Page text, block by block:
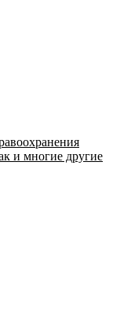
и многие другие